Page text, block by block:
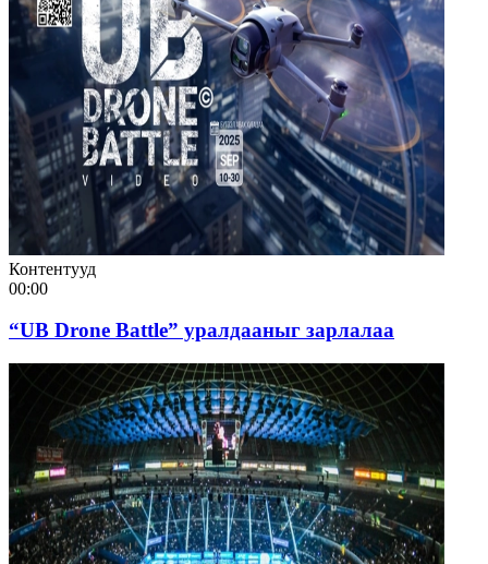
Контентууд
00:00
“UB Drone Battle” уралдааныг зарлалаа